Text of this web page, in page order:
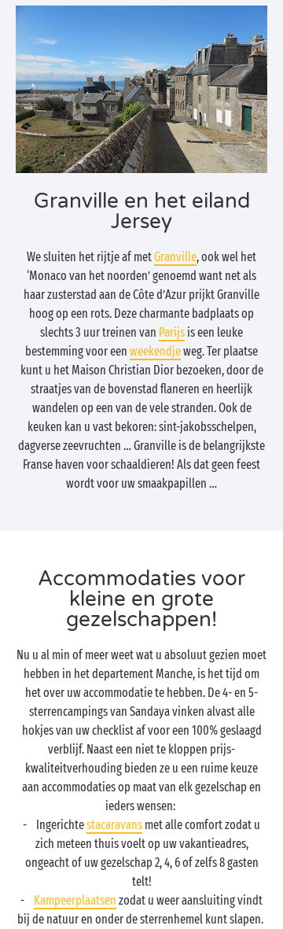
Granville en het eiland
Jersey
We sluiten het rijtje af metGranville, ook wel het
‘Monaco van het noorden’ genoemd want net als
haar zusterstad aan de Côte d’Azur prijkt Granville
hoog op een rots. Deze charmante badplaats op
slechts 3 uur treinen van Parijs is een leuke
bestemming voor een weekendjeweg. Ter plaatse
kunt u het Maison Christian Dior bezoeken, door de
straatjes van de bovenstad flaneren en heerlijk
wandelen op een van de vele stranden. Ook de
keuken kan u vast bekoren: sint-jakobsschelpen,
dagverse zeevruchten … Granville is de belangrijkste
Franse haven voor schaaldieren! Als dat geen feest
wordt voor uw smaakpapillen …
Accommodaties voor
kleine en grote
gezelschappen!
Nu u al min of meer weet wat u absoluut gezien moet
hebben in het departement Manche, is het tijd om
het over uw accommodatie te hebben. De 4- en 5-
sterrencampings van Sandaya vinken alvast alle
hokjes van uw checklist af voor een 100% geslaagd
verblijf. Naast een niet te kloppen prijs-
kwaliteitverhouding bieden ze u een ruime keuze
aan accommodaties op maat van elk gezelschap en
ieders wensen:
- Ingerichtestacaravans met alle comfort zodat u
zich meteen thuis voelt op uw vakantieadres,
ongeacht of uw gezelschap 2, 4, 6 of zelfs 8 gasten
telt!
- Kampeerplaatsen zodat u weer aansluiting vindt
bij de natuur en onder de sterrenhemel kunt slapen.